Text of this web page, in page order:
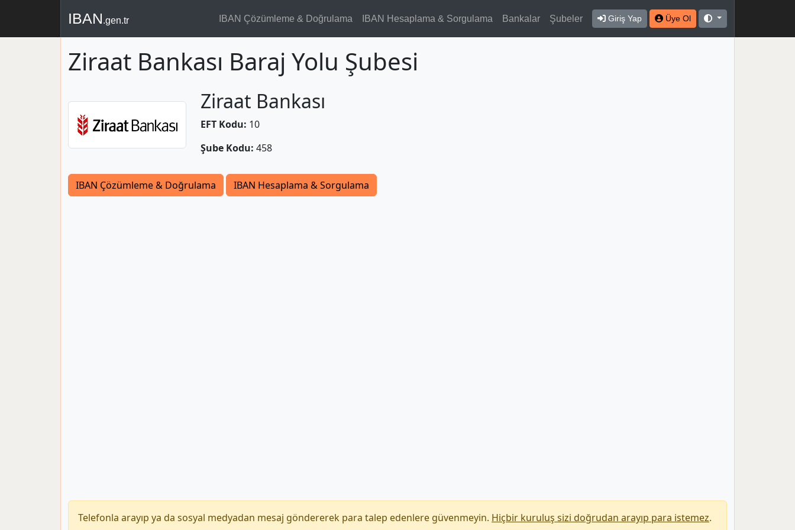
IBAN.gen.tr IBAN Çözümleme & Doğrulama IBAN Hesaplama & Sorgulama Bankalar Şubeler Giriş Yap Üye Ol
Ziraat Bankası Baraj Yolu Şubesi
Ziraat Bankası
EFT Kodu: 10
Şube Kodu: 458
IBAN Çözümleme & Doğrulama IBAN Hesaplama & Sorgulama
Telefonla arayıp ya da sosyal medyadan mesaj göndererek para talep edenlere güvenmeyin. Hiçbir kuruluş sizi doğrudan arayıp para istemez.